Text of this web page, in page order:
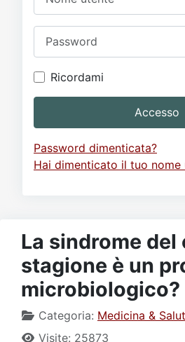
Ricordami
Accesso
Password dimenticata?
Hai dimenticato il tuo nome
La sindrome del
stagione è un
microbiologico?
Categoria: Medicina &
Visite: 25873